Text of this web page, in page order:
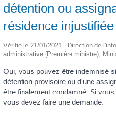
détention ou
résidence
Vérifié le 21/01/2021 - Direction de
administrative (Première ministre),
Oui, vous pouvez être indemnisé
détention provisoire ou d'une
être finalement condamné. Si
vous devez faire une demande.